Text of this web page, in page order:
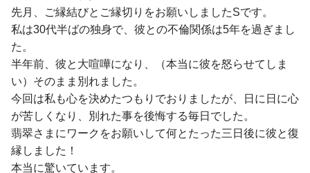
先月、ご縁結びとご縁切りをお願いしましたSです。
私は30代半ばの独身で、彼との不倫関係は5年を過ぎまし
た。
半年前、彼と大喧嘩になり、（本当に彼を怒らせてしま
い）そのまま別れました。
今回は私も心を決めたつもりでおりましたが、日に日に心
が苦しくなり、別れた事を後悔する毎日でした。
翡翠さまにワークをお願いして何とたった三日後に彼と復
縁しました！
本当に驚いています。